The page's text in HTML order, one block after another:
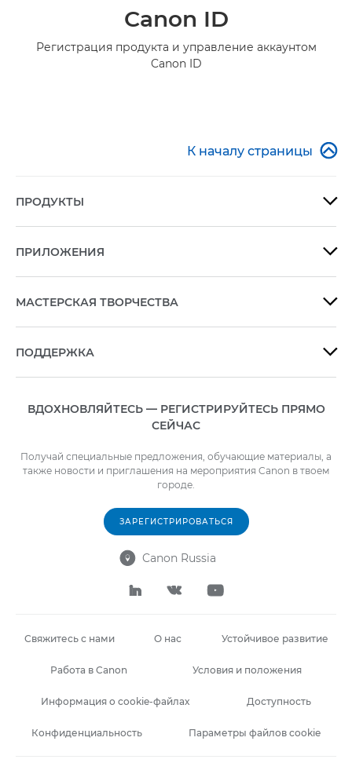
Canon ID
Регистрация продукта и управление аккаунтом
Canon ID
К началу страницы 
ПРОДУКТЫ 
ПРИЛОЖЕНИЯ 
МАСТЕРСКАЯ ТВОРЧЕСТВА 
ПОДДЕРЖКА 
ВДОХНОВЛЯЙТЕСЬ — РЕГИСТРИРУЙТЕСЬ ПРЯМО
СЕЙЧАС
Получай специальные предложения, обучающие материалы, а
также новости и приглашения на мероприятия Canon в твоем
городе.
ЗАРЕГИСТРИРОВАТЬСЯ
 Canon Russia
  
Свяжитесь с нами О нас Устойчивое развитие
Работа в Canon Условия и положения
Информация о cookie-файлах Доступность
Конфиденциальность Параметры файлов cookie